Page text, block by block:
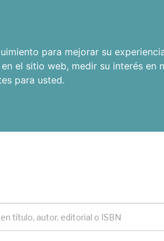
para mejorar su
el sitio web, medir su interés en
para usted.